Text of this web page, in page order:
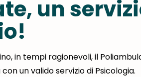
un
in tempi ragionevoli,il
un valido servizio di Psicologia.